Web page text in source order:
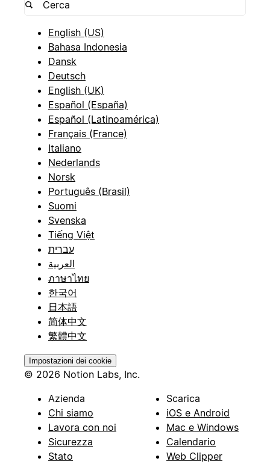
English (US)
Bahasa Indonesia
Dansk
Deutsch
English (UK)
Español (España)
Español (Latinoamérica)
Français (France)
Italiano
Nederlands
Norsk
Português (Brasil)
Suomi
Svenska
Tiếng Việt
עברית
العربية
ภาษาไทย
한국어
日本語
简体中文
繁體中文
Impostazioni dei cookie
© 2026 Notion Labs, Inc.
Azienda
Chi siamo
Lavora con noi
Sicurezza
Stato
Scarica
iOS e Android
Mac e Windows
Calendario
Web Clipper